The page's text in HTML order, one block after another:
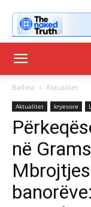
Ballina Aktualitet
Aktualitet kryesore
në